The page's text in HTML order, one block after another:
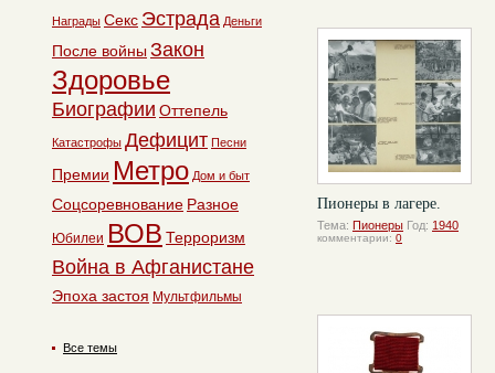
Пионеры в лагере.
Тема: Пионеры Год: 1940
комментарии: 0
Награды Секс Эстрада Деньги
После войны Закон
Здоровье
Биографии Оттепель
Катастрофы Дефицит Песни
Премии Метро Дом и быт
Соцсоревнование Разное
Юбилеи ВОВ Терроризм
Война в Афганистане
Эпоха застоя Мультфильмы
Все темы